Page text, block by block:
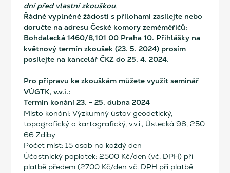
dní před vlastní zkouškou.
Řádně vyplněné žádosti s přílohami zasílejte nebo
doručte na adresu České komory zeměměřičů:
Bohdalecká 1460/8,101 00 Praha 10. Přihlášky na
květnový termín zkoušek (23. 5. 2024) prosím
posílejte na kancelář ČKZ do 25. 4. 2024.
Pro přípravu ke zkouškám můžete využít seminář
VÚGTK, v.v.i.:
Termín konání 23. - 25. dubna 2024
Místo konání: Výzkumný ústav geodetický,
topografický a kartografický, v.v.i., Ústecká 98, 250
66 Zdiby
Počet míst: 15 osob na každý den
Účastnický poplatek: 2500 Kč/den (vč. DPH) při
platbě předem (2700 Kč/den vč. DPH při platbě